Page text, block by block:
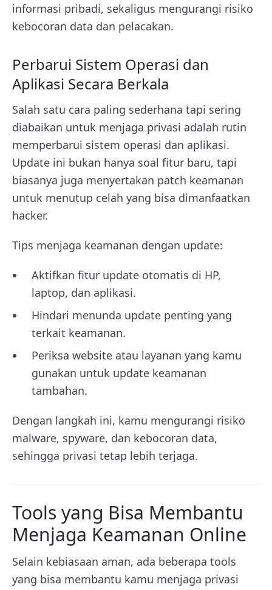
informasi pribadi, sekaligus mengurangi risiko
kebocoran data dan pelacakan.
Perbarui Sistem Operasi dan
Aplikasi Secara Berkala
Salah satu cara paling sederhana tapi sering
diabaikan untuk menjaga privasi adalah rutin
memperbarui sistem operasi dan aplikasi.
Update ini bukan hanya soal fitur baru, tapi
biasanya juga menyertakan patch keamanan
untuk menutup celah yang bisa dimanfaatkan
hacker.
Tips menjaga keamanan dengan update:
Aktifkan fitur update otomatis di HP,
laptop, dan aplikasi.
Hindari menunda update penting yang
terkait keamanan.
Periksa website atau layanan yang kamu
gunakan untuk update keamanan
tambahan.
Dengan langkah ini, kamu mengurangi risiko
malware, spyware, dan kebocoran data,
sehingga privasi tetap lebih terjaga.
Tools yang Bisa Membantu
Menjaga Keamanan Online
Selain kebiasaan aman, ada beberapa tools
yang bisa membantu kamu menjaga privasi